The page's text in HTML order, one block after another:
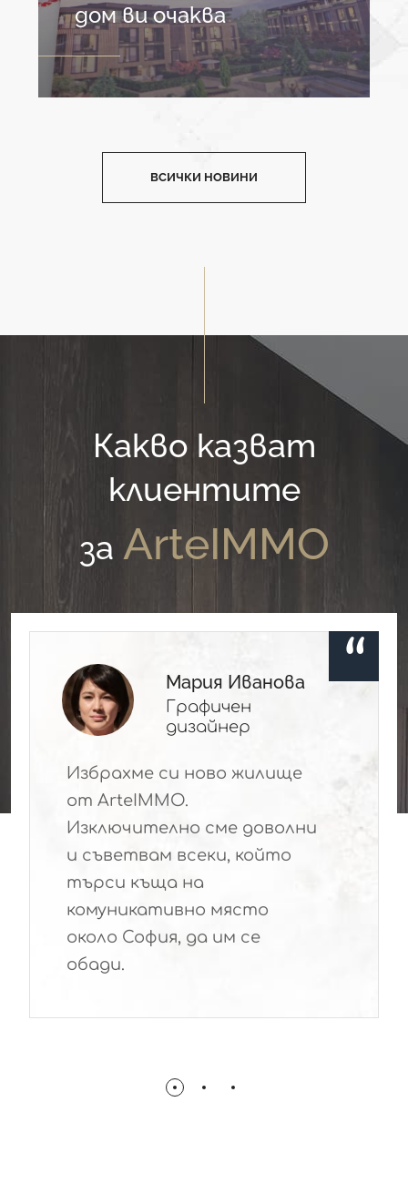
дом ви очаква
ВСИЧКИ НОВИНИ
Какво казват
клиентите
за ArteIMMO
Виктория
Георгиева
Счетоводител
Свършили сте чудесна
работа! Обичаме си
къщата и сме доволни от
всичко, както от мястото
на комплекса, така и от
качеството на
строителството.